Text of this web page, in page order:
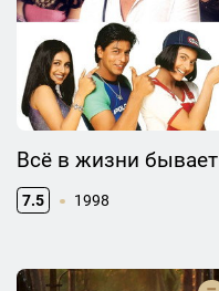
Всё в жизни бывает
7.5 1998